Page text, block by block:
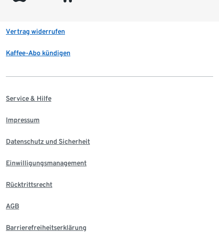
Vertrag widerrufen
Kaffee-Abo kündigen
Service & Hilfe
Impressum
Datenschutz und Sicherheit
Einwilligungsmanagement
Rücktrittsrecht
AGB
Barrierefreiheitserklärung